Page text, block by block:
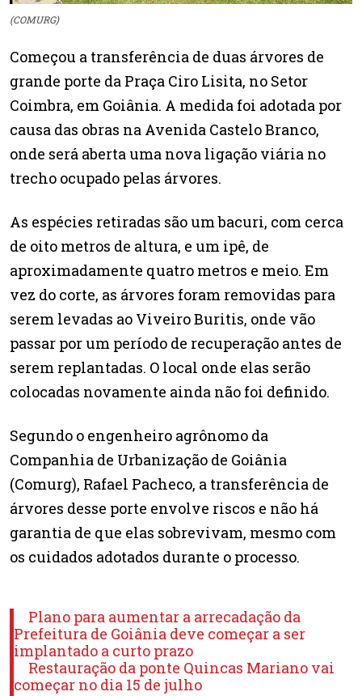
(COMURG)
Começou a transferência de duas árvores de
grande porte da Praça Ciro Lisita, no Setor
Coimbra, em Goiânia. A medida foi adotada por
causa das obras na Avenida Castelo Branco,
onde será aberta uma nova ligação viária no
trecho ocupado pelas árvores.
As espécies retiradas são um bacuri, com cerca
de oito metros de altura, e um ipê, de
aproximadamente quatro metros e meio. Em
vez do corte, as árvores foram removidas para
serem levadas ao Viveiro Buritis, onde vão
passar por um período de recuperação antes de
serem replantadas. O local onde elas serão
colocadas novamente ainda não foi definido.
Segundo o engenheiro agrônomo da
Companhia de Urbanização de Goiânia
(Comurg), Rafael Pacheco, a transferência de
árvores desse porte envolve riscos e não há
garantia de que elas sobrevivam, mesmo com
os cuidados adotados durante o processo.
Plano para aumentar a arrecadação da
Prefeitura de Goiânia deve começar a ser
implantado a curto prazo
Restauração da ponte Quincas Mariano vai
começar no dia 15 de julho